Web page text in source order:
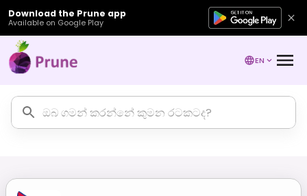
Download the Prune app
Available on Google Play
EN